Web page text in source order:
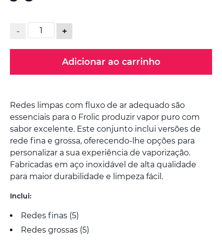
- +
Adicionar ao carrinho
Redes limpas com fluxo de ar adequado são
essenciais para o Frolic produzir vapor puro com
sabor excelente. Este conjunto inclui versões de
rede fina e grossa, oferecendo-lhe opções para
personalizar a sua experiência de vaporização.
Fabricadas em aço inoxidável de alta qualidade
para maior durabilidade e limpeza fácil.
Inclui:
Redes finas (5)
Redes grossas (5)
imagens